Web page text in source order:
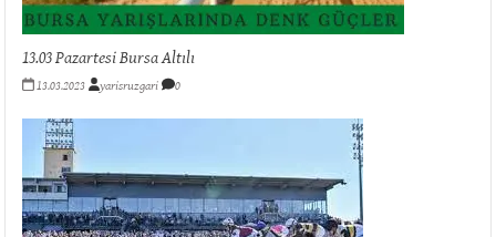
13.03 Pazartesi Bursa Altılı
13.03.2023 yarisruzgari 0